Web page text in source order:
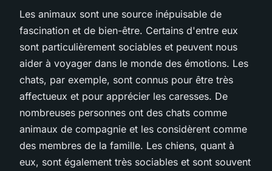
Les animaux sont une source inépuisable de
fascination et de bien-être. Certains d'entre eux
sont particulièrement sociables et peuvent nous
aider à voyager dans le monde des émotions. Les
chats, par exemple, sont connus pour être très
affectueux et pour apprécier les caresses. De
nombreuses personnes ont des chats comme
animaux de compagnie et les considèrent comme
des membres de la famille. Les chiens, quant à
eux, sont également très sociables et sont souvent